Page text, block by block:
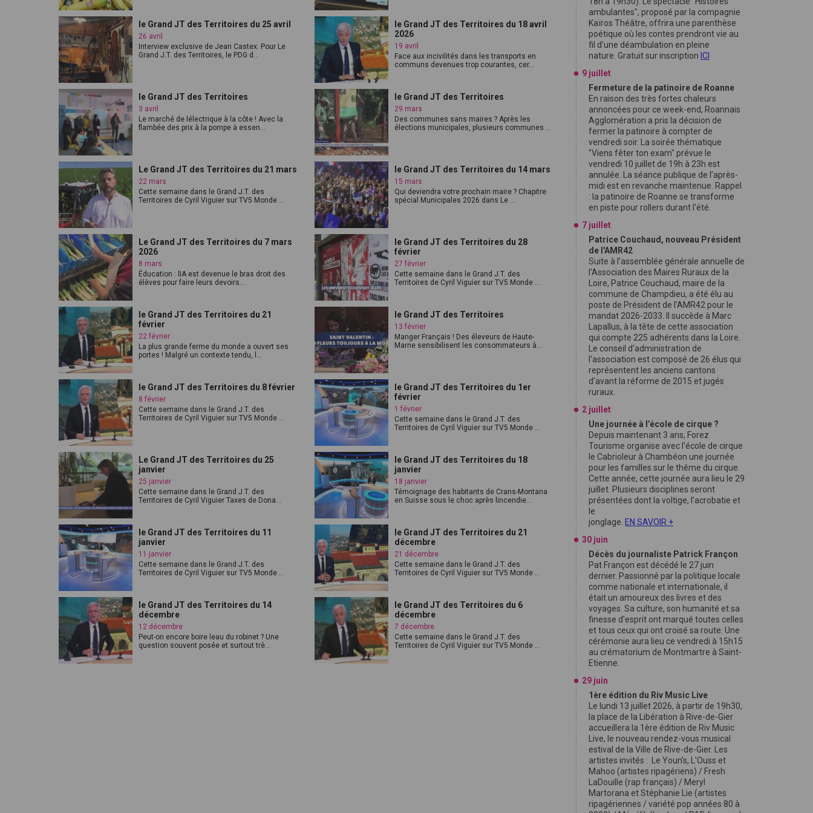
le Grand JT des Territoires du 25 avril
26 avril
Interview exclusive de Jean Castex. Pour Le
Grand J.T. des Territoires, le PDG d...
le Grand JT des Territoires du 18 avril
2026
19 avril
Face aux incivilités dans les transports en
communs devenues trop courantes, cer...
le Grand JT des Territoires
3 avril
Le marché de lélectrique à la côte ! Avec la
flambée des prix à la pompe à essen...
le Grand JT des Territoires
29 mars
Des communes sans maires ? Après les
élections municipales, plusieurs communes ...
Le Grand JT des Territoires du 21 mars
22 mars
Cette semaine dans le Grand J.T. des
Territoires de Cyril Viguier sur TV5 Monde ...
le Grand JT des Territoires du 14 mars
15 mars
Qui deviendra votre prochain maire ? Chapitre
spécial Municipales 2026 dans Le ...
Le Grand JT des Territoires du 7 mars
2026
8 mars
Éducation : lIA est devenue le bras droit des
élèves pour faire leurs devoirs....
le Grand JT des Territoires du 28
février
27 février
Cette semaine dans le Grand J.T. des
Territoires de Cyril Viguier sur TV5 Monde ...
le Grand JT des Territoires du 21
février
22 février
La plus grande ferme du monde a ouvert ses
portes ! Malgré un contexte tendu, l...
le Grand JT des Territoires
13 février
Manger Français ! Des éleveurs de Haute-
Marne sensibilisent les consommateurs à...
le Grand JT des Territoires du 8 février
8 février
Cette semaine dans le Grand J.T. des
Territoires de Cyril Viguier sur TV5 Monde ...
le Grand JT des Territoires du 1er
février
1 février
Cette semaine dans le Grand J.T. des
Territoires de Cyril Viguier sur TV5 Monde ...
Le Grand JT des Territoires du 25
janvier
25 janvier
Cette semaine dans le Grand J.T. des
Territoires de Cyril Viguier Taxes de Dona...
le Grand JT des Territoires du 18
janvier
18 janvier
Témoignage des habitants de Crans-Montana
en Suisse sous le choc après lincendie...
le Grand JT des Territoires du 11
janvier
11 janvier
Cette semaine dans le Grand J.T. des
Territoires de Cyril Viguier sur TV5 Monde ...
le Grand JT des Territoires du 21
décembre
21 décembre
Cette semaine dans le Grand J.T. des
Territoires de Cyril Viguier sur TV5 Monde ...
le Grand JT des Territoires du 14
décembre
12 décembre
Peut-on encore boire leau du robinet ? Une
question souvent posée et surtout trè...
le Grand JT des Territoires du 6
décembre
7 décembre
Cette semaine dans le Grand J.T. des
Territoires de Cyril Viguier sur TV5 Monde ...
ambulantes", proposé par la compagnie
Kaïros Théâtre, offrira une parenthèse
poétique où les contes prendront vie au
fil d'une déambulation en pleine
nature. Gratuit sur inscription ICI
9 juillet
Fermeture de la patinoire de Roanne
En raison des très fortes chaleurs
annoncées pour ce week-end, Roannais
Agglomération a pris la décision de
fermer la patinoire à compter de
vendredi soir. La soirée thématique
"Viens fêter ton exam" prévue le
vendredi 10 juillet de 19h à 23h est
annulée. La séance publique de l’après-
midi est en revanche maintenue. Rappel
: la patinoire de Roanne se transforme
en piste pour rollers durant l'été.
7 juillet
Patrice Couchaud, nouveau Président
de l'AMR42
Suite à l'assemblée générale annuelle de
l'Association des Maires Ruraux de la
Loire, Patrice Couchaud, maire de la
commune de Champdieu, a été élu au
poste de Président de l'AMR42 pour le
mandat 2026-2033. Il succède à Marc
Lapallus, à la tête de cette association
qui compte 225 adhérents dans la Loire.
Le conseil d'administration de
l'association est composé de 26 élus qui
représentent les anciens cantons
d'avant la réforme de 2015 et jugés
ruraux.
2 juillet
Une journée à l’école de cirque ?
Depuis maintenant 3 ans, Forez
Tourisme organise avec l’école de cirque
le Cabrioleur à Chambéon une journée
pour les familles sur le thême du cirque.
Cette année, cette journée aura lieu le 29
juillet. Plusieurs disciplines seront
présentées dont la voltige, l’acrobatie et
le
jonglage. EN SAVOIR +
30 juin
Décès du journaliste Patrick Françon
Pat Françon est décédé le 27 juin
dernier. Passionné par la politique locale
comme nationale et internationale, il
était un amoureux des livres et des
voyages. Sa culture, son humanité et sa
finesse d'esprit ont marqué toutes celles
et tous ceux qui ont croisé sa route. Une
cérémonie aura lieu ce vendredi à 15h15
au crématorium de Montmartre à Saint-
Etienne.
29 juin
1ère édition du Riv Music Live
Le lundi 13 juillet 2026, à partir de 19h30,
la place de la Libération à Rive-de-Gier
accueillera la 1ère édition de Riv Music
Live, le nouveau rendez-vous musical
estival de la Ville de Rive-de-Gier. Les
artistes invités : Le Youn’s, L'Ouss et
Mahoo (artistes ripagériens) / Fresh
LaDouille (rap français) / Meryl
Martorana et Stéphanie Lie (artistes
ripagériennes / variété pop années 80 à